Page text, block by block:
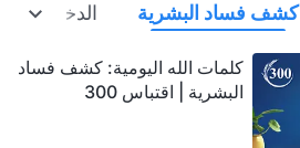
كشف فساد البشرية الدخول إلى
كلمات الله اليومية: كشف فساد
البشرية | اقتباس 300